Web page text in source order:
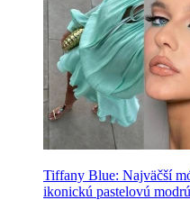
Tiffany Blue: Najväčší
ikonickú pastelovú